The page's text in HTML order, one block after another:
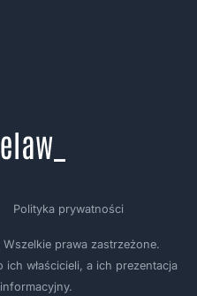
Polityka prywatności
Wszelkie prawa zastrzeżone.
ich właścicieli, a ich prezentacja